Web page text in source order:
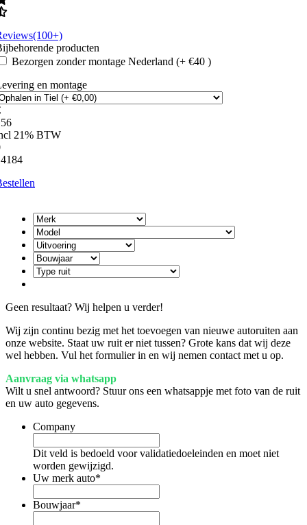
producten
Bezorgen zonder montage Nederland (+ €40 )
en montage
21% BTW
Geen resultaat? Wij helpen u verder!
Wij zijn continu bezig met het toevoegen van nieuwe autoruiten aan
onze website. Staat uw ruit er niet tussen? Grote kans dat wij deze
wel hebben. Vul het formulier in en wij nemen contact met u op.
Aanvraag via whatsapp
Wilt u snel antwoord? Stuur ons een whatsappje met foto van de ruit
en uw auto gegevens.
Company
Dit veld is bedoeld voor validatiedoeleinden en moet niet
worden gewijzigd.
Uw merk auto*
Bouwjaar*